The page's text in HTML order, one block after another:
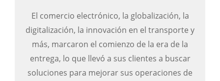
El comercio electrónico, la globalización, la
digitalización, la innovación en el transporte y
más, marcaron el comienzo de la era de la
entrega, lo que llevó a sus clientes a buscar
soluciones para mejorar sus operaciones de